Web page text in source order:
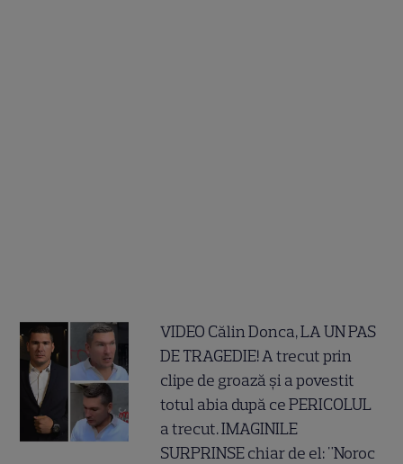
VIDEO Călin Donca, LA UN PAS
DE TRAGEDIE! A trecut prin
clipe de groază și a povestit
totul abia după ce PERICOLUL
a trecut. IMAGINILE
SURPRINSE chiar de el: "Noroc